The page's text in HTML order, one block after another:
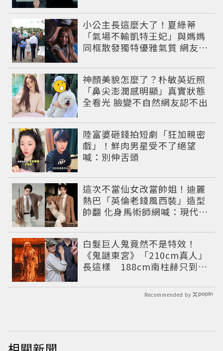
小公主長這麼大了！夏綠蒂
「氣場不輸凱特王妃」與媽媽
同框散發獨特優雅氣質 網友狂
神顏美貌怎麼了？朴敏英近照
「鼻尖澎潤感明顯」真實狀態
全看光 臉變不自然網友認不出
陸富婆砸錢拍短劇「狂加親密
戲」！鮮肉男星受不了絕望
喊：別伸舌頭
這次不當仙女改當帥姐！迪麗
熱巴「英倫老錢風西裝」造型
帥翻 化身馬術師網喊：現代版
白髮巨人鬼竟然不是特效！
《鬼謎東宮》「210cm真人」
長這樣 188cm南柱赫只到他
Recommended by